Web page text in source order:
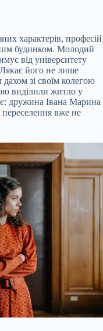
характерів, професій
будинком. Молодий
від університету
його не лише
зі своїм колегою
виділили житло у
дружина Івана Марина
вже не